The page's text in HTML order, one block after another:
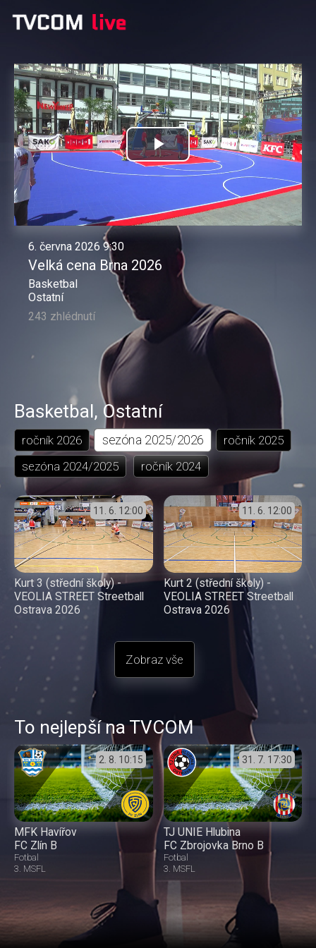
Přehrát
6. června 2026 9:30
Velká cena Brna 2026
Basketbal
Ostatní
243 zhlédnutí
Basketbal, Ostatní
ročník 2026 sezóna 2025/2026 ročník 2025
sezóna 2024/2025 ročník2024
11. 6. 12:00
Kurt 3 (střední školy) -
VEOLIA STREET Streetball
Ostrava 2026
11. 6. 12:00
Kurt 2 (střední školy) -
VEOLIA STREET Streetball
Ostrava 2026
Zobraz vše
To nejlepší na TVCOM
2. 8. 10:15
MFK Havířov
FC Zlín B
Fotbal
3. MSFL
31. 7. 17:30
TJ UNIE Hlubina
FC Zbrojovka Brno B
Fotbal
3. MSFL